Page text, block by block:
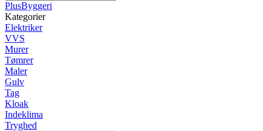
PlusByggeri
Kategorier
Elektriker
VVS
Murer
Tømrer
Maler
Gulv
Tag
Kloak
Indeklima
Tryghed